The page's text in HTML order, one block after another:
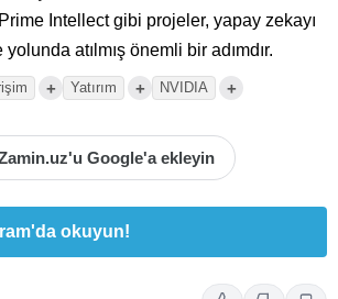
Prime Intellect gibi projeler, yapay zekayı
atılmış önemli bir adımdır.
+ Yatırım + NVIDIA +
Google'a ekleyin
okuyun!